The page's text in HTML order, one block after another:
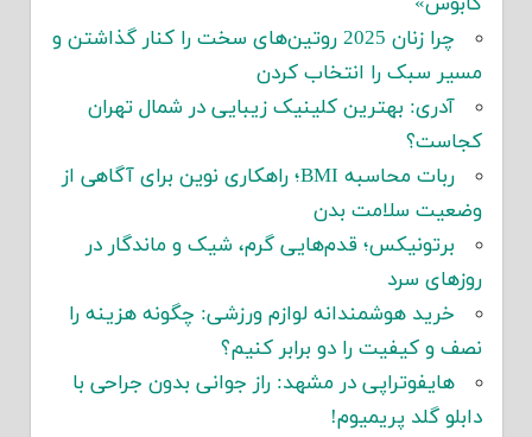
چرا زنان 2025 روتین‌های سخت را کنار گذاشتن و
مسیر سبک را انتخاب کردن
آدری: بهترین کلینیک زیبایی در شمال تهران
کجاست؟
ربات محاسبه BMI؛ راهکاری نوین برای آگاهی از
وضعیت سلامت بدن
برتونیکس؛ قدم‌هایی گرم، شیک و ماندگار در
روزهای سرد
خرید هوشمندانه لوازم ورزشی: چگونه هزینه را
نصف و کیفیت را دو برابر کنیم؟
هایفوتراپی در مشهد: راز جوانی بدون جراحی با
دابلو گلد پریمیوم!